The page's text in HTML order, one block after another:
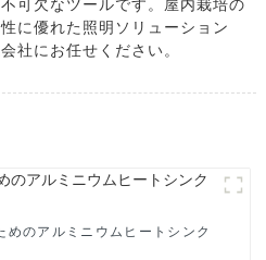
可欠なツールです。屋内栽培の
に優れた照明ソリューション
社にお任せください。
めのアルミニウムヒートシンク